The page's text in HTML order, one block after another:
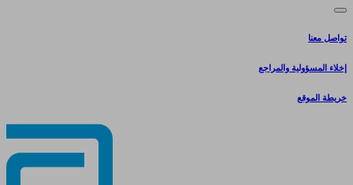
تواصل معنا
إخلاء المسؤولية والمراجع
خريطة الموقع